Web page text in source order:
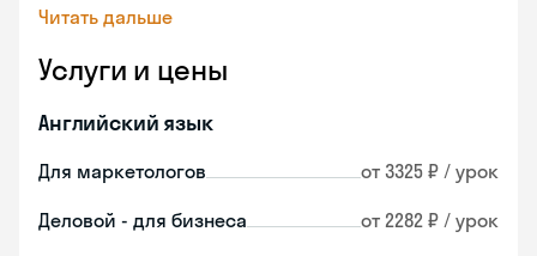
Читать дальше
Услуги и цены
Английский язык
Для маркетологов от 3325 ₽ / урок
Деловой - для бизнеса от 2282 ₽ / урок